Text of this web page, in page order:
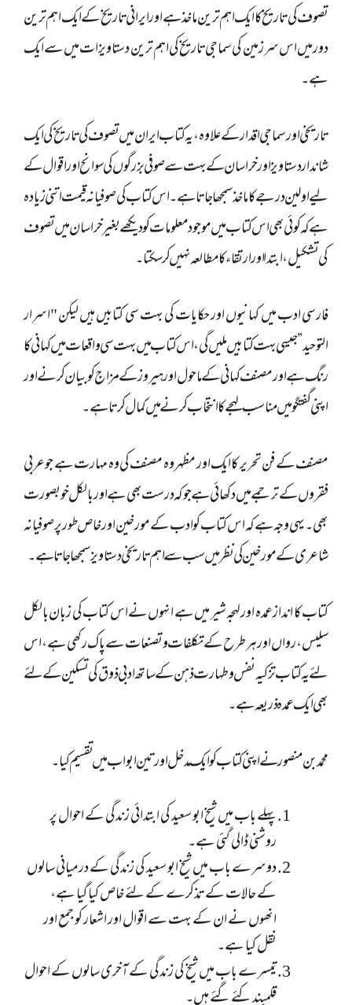
تصوف کی تاریخ کا ایک اہم ترین ماخذ ہے اور ایرانی تاریخ کے ایک اہم ترین
دور میں اس سرزمین کی سماجی تاریخ کی اہم ترین دستاویزات میں سے ایک
ہے۔
تاریخی اور سماجی اقدار کے علاوہ، یہ کتاب ایران میں تصوف کی تاریخ کی ایک
شاندار دستاویز اور خراسان کے بہت سے صوفی بزرگوں کی سوانح اور اقوال کے
لیے اولین درجے کا ماخذ سمجھا جاتا ہے۔ اس کتاب کی صوفیانہ قیمت اتنی زیادہ
ہے کہ کوئی بھی اس کتاب میں موجود معلومات کو دیکھے بغیر خراسان میں تصوف
کی تشکیل، ابتدا اور ارتقاء کا مطالعہ نہیں کر سکتا۔
فارسی ادب میں کہانیوں اور حکایات کی بہت سی کتابیں ہیں لیکن "اسرار
التوحید” جیسی بہت کتابیں ملیں گی، اس کتاب میں بہت سی واقعات میں کہانی کا
رنگ ہے اور مصنف کہانی کے ماحول اور ہیروز کے مزاج کو بیان کرنے اور
اپنی گفتگو میں مناسب لہجے کا انتخاب کرنے میں کمال کرتا ہے۔
مصنف کے فن تحریر کا ایک اور مظہر وہ مصنف کی وہ مہارت ہے جو عربی
فقروں کے ترجمے میں دکھائی ہے جو کہ درست بھی ہے اور بالکل خوبصورت
بھی۔ یہی وجہ ہے کہ اس کتاب کو ادب کے مورخین اور خاص طور پر صوفیانہ
شاعری کے مورخین کی نظر میں سب سے اہم تاریخی دستاویز سمجھا جاتا ہے۔
کتاب کا انداز عمدہ اور لہجہ شیر میں ہے انہوں نے اس کتاب کی زبان بالکل
سلیس ، رواں اور ہر طرح کے تکلفات وتصنعات سے پاک رکھی ہے ، اس
لئے یہ کتاب تزکیہ نفس وطہارت ذہن کے ساتھ ادبی ذوق کی تسکین کے لئے
بھی ایک عمدہ ذریعہ ہے۔
محمد بن منصور نے اپنی کتاب کو ایک مدخل اور تین ابواب میں تقسیم کیا۔
پہلے باب میں شیخ ابو سعید کی ابتدائی زندگی کے احوال پر
روشنی ڈالی گئی ہے۔
دوسرے باب میں شیخ ابو سعید کی زندگی کے درمیانی سالوں
کے حالات کے تذکرے کے لئے خاص کیا گیا ہے،
انھوں نے ان کے بہت سے اقوال اور اشعار کو جمع اور
نقل کیا ہے۔
تیسرے باب میں شیخ کی زندگی کے آخری سالوں کے احوال
قلمبند کئے گئے ہیں۔